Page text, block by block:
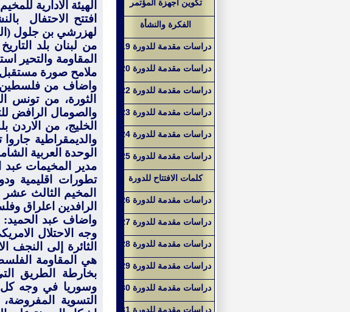
تكوين اجهزة المؤتمر
الفكرة والنشأة
دراسات مقدمة للدورة 19
دراسات مقدمة للدورة 20
دراسات مقدمة للدورة 22
دراسات مقدمة للدورة 23
دراسات مقدمة للدورة 24
دراسات مقدمة للدورة 25
كلمات الافتتاح للدورة
دراسات مقدمة للدورة 26
دراسات مقدمة للدورة 27
دراسات مقدمة للدورة 28
دراسات مقدمة للدورة 29
دراسات مقدمة للدورة 30
دراسات مقدمة للدورة 31
الهيئة الادارية
افتتح الاحتفال
لهزرشي بن جلول
من لبنان بلد
المقاومة والتحير
ملامح صورة مستقبل
واضاف من فلسطين
الثورة، من تونس
والصومال الرافض
الخليج، من
والديمقراطية
الوحدة العربية
مدير المخيمات عبد
تطورات اقليمية
المخيم الثالث
الرافدين اعلراق
واضاف عبد الحميد:
وجه الاحتلال
الثائرة إلى
هي
المقاومة
بخارطة الطريق
وسوريا في وجه كل
التسوية